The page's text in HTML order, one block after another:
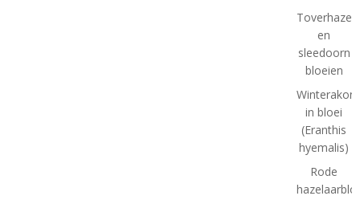
en
sleedoorn
bloeien
in bloei
(Eranthis
hyemalis)
Rode